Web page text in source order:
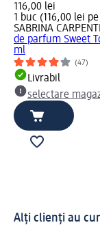
116,00 lei
1 buc (116,00 lei
SABRINA
de parfum Sweet
ml
(47)
Livrabil
selectare
Alți clienți au